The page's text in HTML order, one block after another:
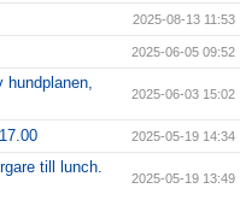
2025-08-13 11:53
2025-06-05 09:52
hundplanen,
2025-06-03 15:02
2025-05-19 14:34
till lunch.
2025-05-19 13:49